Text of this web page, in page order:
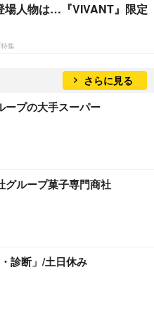
場人物は…『VIVANT』限定
集
さらに見る
ープの大手スーパー
グループ菓子専門商社
診断」/土日休み